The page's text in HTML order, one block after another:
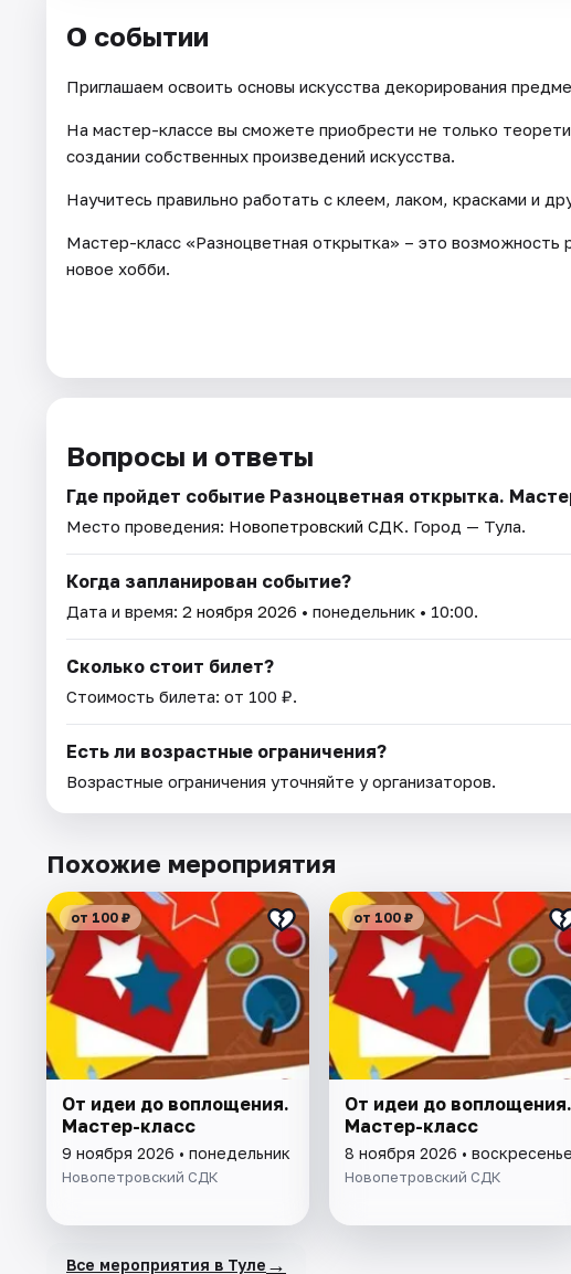
О событии
Приглашаем освоить основы искусства декорирования
На мастер-классе вы сможете приобрести не только
создании собственных произведений искусства.
Научитесь правильно работать с клеем, лаком, красками и
Мастер-класс «Разноцветная открытка» – это возможность
новое хобби.
Вопросы и ответы
Где пройдет событие Разноцветная открытка.
Место проведения: Новопетровский СДК. Город — Тула.
Когда запланирован событие?
Дата и время: 2 ноября 2026 • понедельник • 10:00.
Сколько стоит билет?
Стоимость билета: от 100 ₽.
Есть ли возрастные ограничения?
Возрастные ограничения уточняйте у организаторов.
Похожие мероприятия
от 100 ₽
От идеи до воплощения.
Мастер-класс
9 ноября 2026 • понедельник
Новопетровский СДК
от 100 ₽
От идеи до воплощения.
Мастер-класс
8 ноября 2026 • воскресенье
Новопетровский СДК
Все мероприятия в Туле →